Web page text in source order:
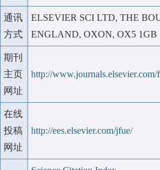
通讯
方式
ELSEVIER SCI LTD, THE
ENGLAND, OXON, OX5 1GB
期刊
主页
网址
http://www.journals.elsevier.com/
在线
投稿
网址
http://ees.elsevier.com/jfue/